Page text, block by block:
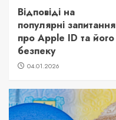
Відповіді на
популярні запитання
про Apple ID та його
безпеку
04.01.2026